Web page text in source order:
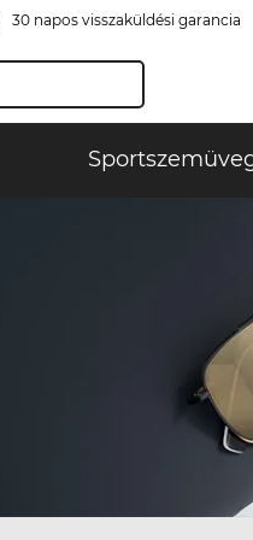
30 napos visszaküldési garancia